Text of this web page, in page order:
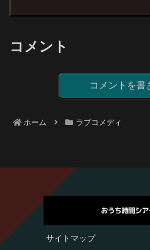
コメント
コメントを書
ホーム ラブコメディ
サイトマップ